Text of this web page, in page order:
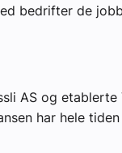
bedrifter de
AS og
har hele